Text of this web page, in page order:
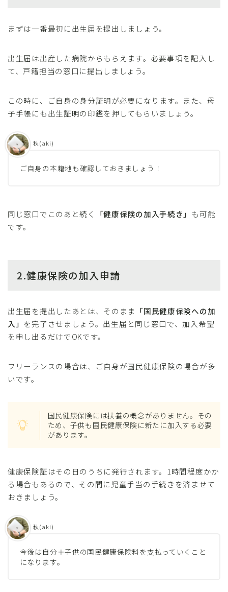
まずは一番最初に出生届を提出しましょう。
出生届は出産した病院からもらえます。必要事項を記入し
て、戸籍担当の窓口に提出しましょう。
この時に、ご自身の身分証明が必要になります。また、母
子手帳にも出生証明の印鑑を押してもらいましょう。
ご自身の本籍地も確認しておきましょう！
秋(aki)
同じ窓口でこのあと続く 「健康保険の加入手続き」 も可能
です。
2.健康保険の加入申請
出生届を提出したあとは、そのまま 「国民健康保険への加
入」 を完了させましょう。出生届と同じ窓口で、加入希望
を申し出るだけでOKです。
フリーランスの場合は、ご自身が国民健康保険の場合が多
いです。
国民健康保険には扶養の概念がありません。その
ため、子供も国民健康保険に新たに加入する必要
があります。
健康保険証はその日のうちに発行されます。1時間程度かか
る場合もあるので、その間に児童手当の手続きを済ませて
おきましょう。
今後は自分＋子供の国民健康保険料を支払っていくこと
になります。
秋(aki)